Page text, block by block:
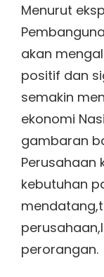
Menurut
akan
positif dan
semakin
ekonomi
gambaran
Perusahaan
kebutuhan
perorangan.